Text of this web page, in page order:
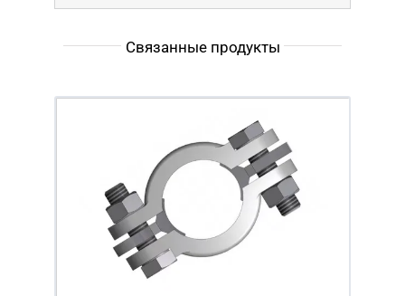
Связанные продукты